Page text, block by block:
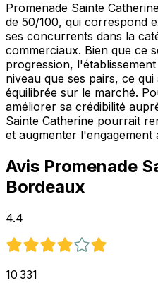
Promenade Sainte
de 50/100, qui correspond
ses concurrents dans la
commerciaux. Bien que ce
progression,
niveau que ses pairs, ce
équilibrée sur le marché.
améliorer sa crédibilité
Sainte Catherine pourrait
et augmenter l'engagement
Avis Promenade
Bordeaux
4.4
10 331